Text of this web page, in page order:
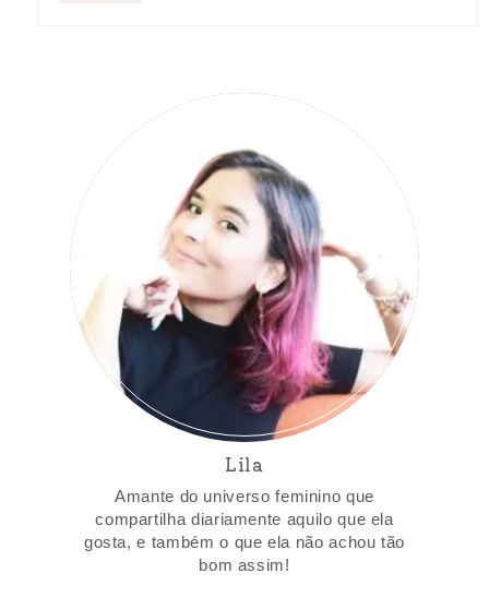
Lila
Amante do universo feminino que
compartilha diariamente aquilo que ela
gosta, e também o que ela não achou tão
bom assim!